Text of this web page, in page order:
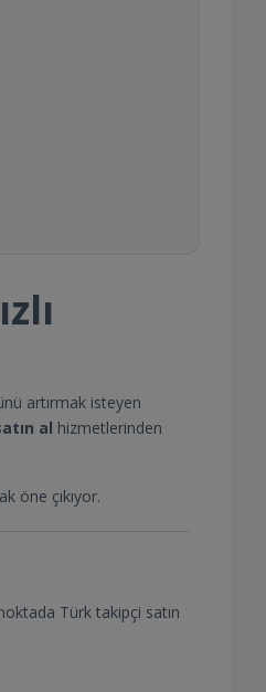
artırmak isteyen
al hizmetlerinden
öne çıkıyor.
Türk takipçi satın